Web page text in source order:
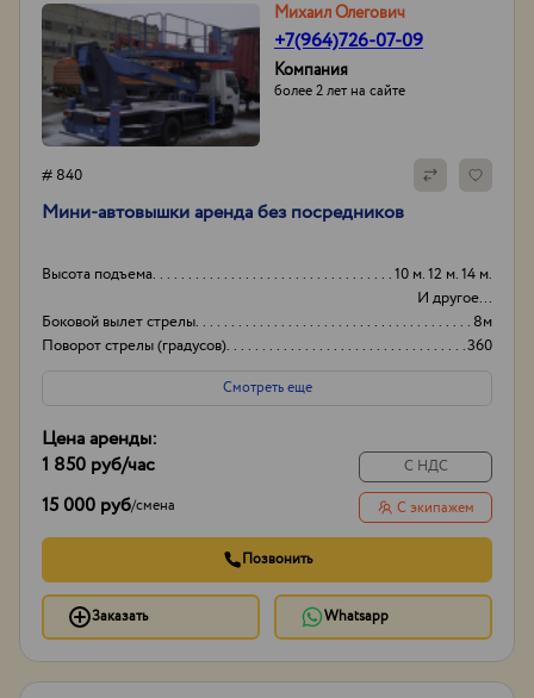
Михаил Олегович
+7(964)726-07-09
Компания
более 2 лет на сайте
# 840
Мини-автовышки аренда без посредников
Высота подъема
10 м. 12 м. 14 м.
И другое...
Боковой вылет стрелы
8м
Поворот стрелы (градусов)
360
Грузоподьемность корзины:
500
Смотреть еще
Цена аренды:
1 850 руб/час
15 000 руб/смена
С НДС
С экипажем
Позвонить
Заказать Whatsapp